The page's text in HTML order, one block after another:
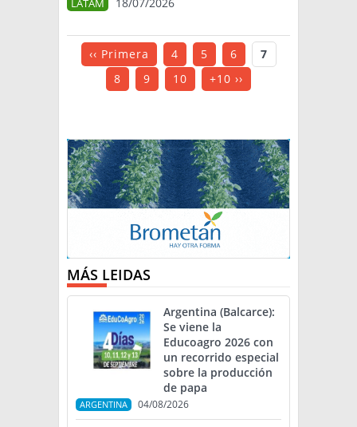
LATAM
‹‹ Primera 4 5 6
7
8
9 10 +10 ››
MÁS LEIDAS
Argentina (Balcarce):
Se viene la
Educoagro 2026 con
un recorrido especial
sobre la producción
de papa
ARGENTINA 04/08/2026